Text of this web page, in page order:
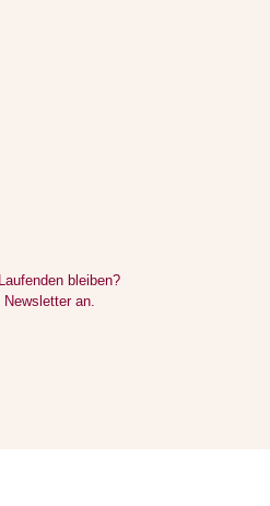
bleiben?
an.